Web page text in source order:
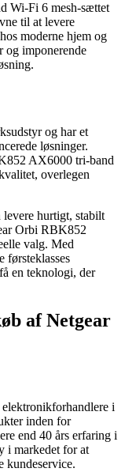
Wi-Fi 6 mesh-sættet
til at levere
moderne hjem og
og imponerende
og har et
løsninger.
AX6000 tri-band
overlegen
hurtigt, stabilt
Orbi RBK852
valg. Med
førsteklasses
en teknologi, der
af Netgear
elektronikforhandlere i
inden for
end 40 års erfaring i
i markedet for at
kundeservice.